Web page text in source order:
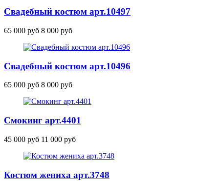
Свадебный костюм арт.10497
65 000 руб 8 000 руб
Свадебный костюм арт.10496
65 000 руб 8 000 руб
Смокинг арт.4401
45 000 руб 11 000 руб
Костюм жениха арт.3748